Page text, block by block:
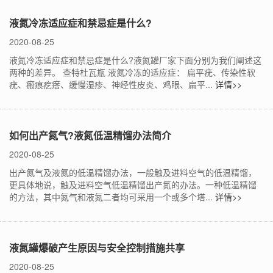
液氮冷冻适应症和禁忌症是什么?
2020-08-25
液氮冷冻适应症和禁忌症是什么?液氮罐厂家下面分别为我们阐述这
两种的差异。 查特杜瓦瓶 液氮冷冻的适应症： 扁平疣、传染性软
疣、瘢痕疙瘩、缓慢湿疹、神经性皮炎、鸡眼、扁平... 详情>>
如何出产氮气?液氮低温精馏办法简介
2020-08-25
出产氮气及液氮的低温精馏办法，一般触及进料空气的低温精馏，
更具体地说，触及进料空气低温精馏出产氮的办法。一种低温精馏
的方法，其中氮气和液氮二者均可采用一个或多个塔... 详情>>
液氮罐爆破产生原因与安全控制措施共享
2020-08-25